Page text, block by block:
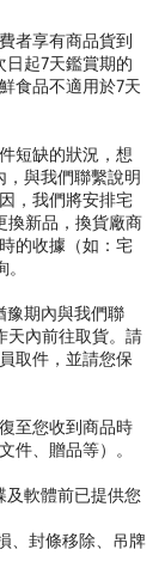
者享有商品貨到
日起7天鑑賞期的
食品不適用於7天
短缺的狀況，想
，與我們聯繫說明
，我們將安排宅
換新品，換貨廠商
的收據（如：宅
豫期內與我們聯
天內前往取貨。請
取件，並請您保
至您收到商品時
件、贈品等）。
及軟體前已提供您
、封條移除、吊牌